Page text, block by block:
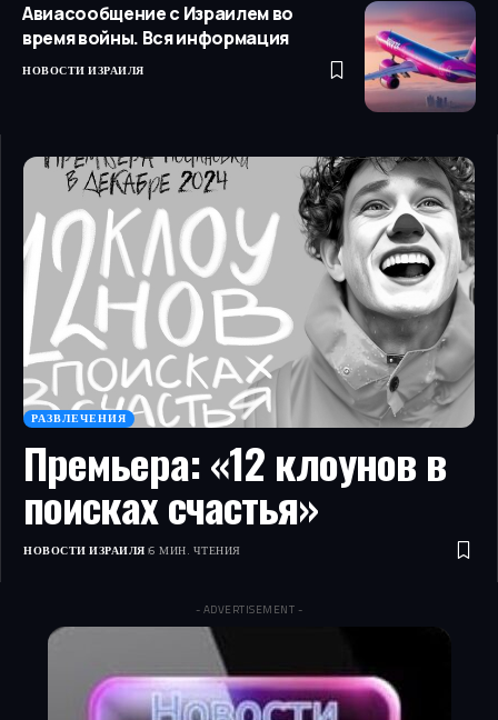
Авиасообщение с Израилем во
время войны. Вся информация
НОВОСТИ ИЗРАИЛЯ
РАЗВЛЕЧЕНИЯ
Премьера: «12 клоунов в
поисках счастья»
НОВОСТИ ИЗРАИЛЯ 6 МИН. ЧТЕНИЯ
- ADVERTISEMENT -